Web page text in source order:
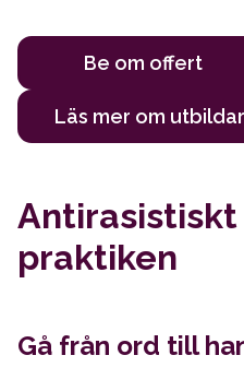
Be om offert
Läs mer om
praktiken
Gå från ord till